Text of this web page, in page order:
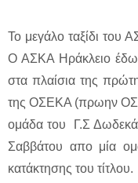
Το μεγάλο ταξίδι του
Ο ΑΣΚΑ Ηράκλειο
στα πλαίσια της
της ΟΣΕΚΑ (πρωην
ομάδα του Γ.Σ
Σαββάτου απο μία
κατάκτησης του τίτλου.